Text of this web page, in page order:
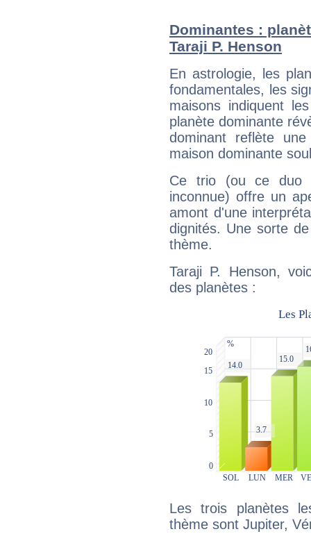
Dominantes :
Taraji P. Henson
En astrologie, les
fondamentales, les
maisons indiquent
planète dominante
dominant reflète
maison dominante
Ce trio (ou ce duo
inconnue) offre un
amont d'une
dignités. Une sorte
thème.
Taraji P. Henson,
des planètes :
Les trois planètes
thème sont Jupiter,